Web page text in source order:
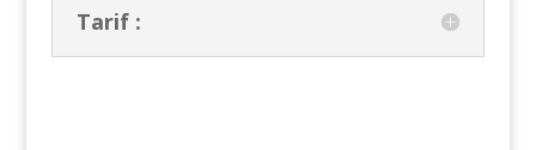
Tarif :